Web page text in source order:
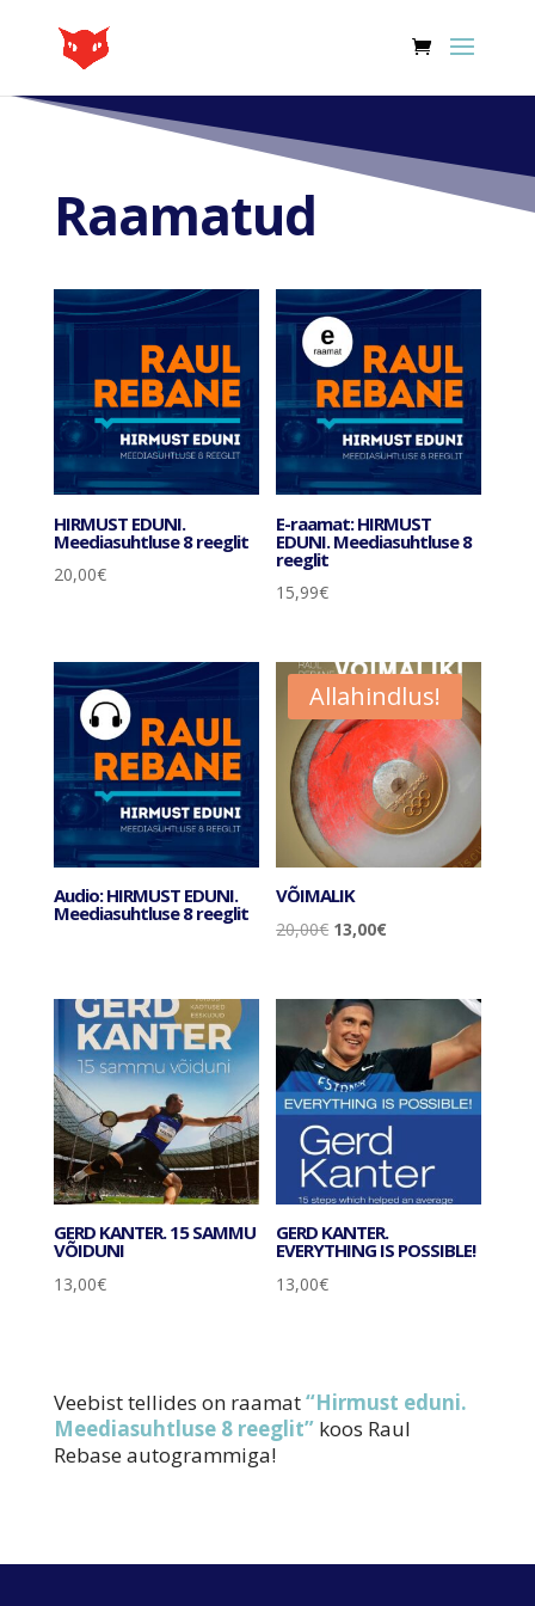
Raamatud
HIRMUST EDUNI.
Meediasuhtluse 8 reeglit
20,00€
E-raamat: HIRMUST
EDUNI. Meediasuhtluse 8
reeglit
15,99€
Audio: HIRMUST EDUNI.
Meediasuhtluse 8 reeglit
Allahindlus!
VÕIMALIK
20,00€ Algne
20,00€.
13,00€Current
GERD KANTER. 15 SAMMU
VÕIDUNI
13,00€
GERD KANTER.
EVERYTHING IS POSSIBLE!
13,00€
Veebist tellides on raamat“Hirmust eduni.
Meediasuhtluse 8 reeglit”koos Raul
Rebase autogrammiga!